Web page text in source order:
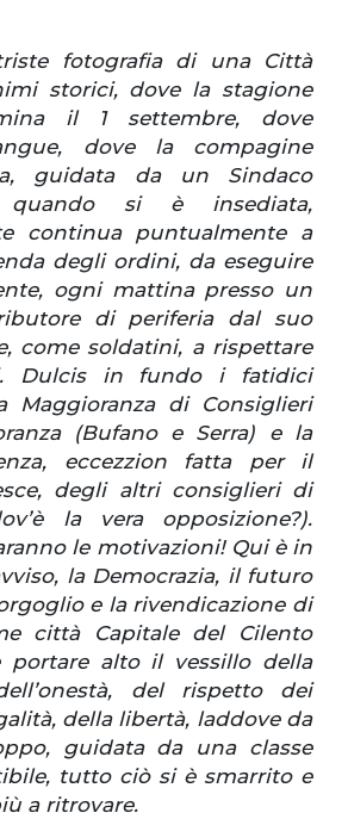
fotografia di una Città
storici, dove la stagione
il 1 settembre, dove
dove la compagine
guidata da un Sindaco
quando si è insediata,
continua puntualmente a
degli ordini, da eseguire
ogni mattina presso un
di periferia dal suo
come soldatini, a rispettare
Dulcis in fundo i fatidici
Maggioranza di Consiglieri
(Bufano e Serra) e la
eccezzion fatta per il
degli altri consiglieri di
la vera opposizione?).
le motivazioni! Qui è in
la Democrazia, il futuro
e la rivendicazione di
città Capitale del Cilento
portare alto il vessillo della
del rispetto dei
della libertà, laddove da
guidata da una classe
tutto ciò si è smarrito e
a ritrovare.